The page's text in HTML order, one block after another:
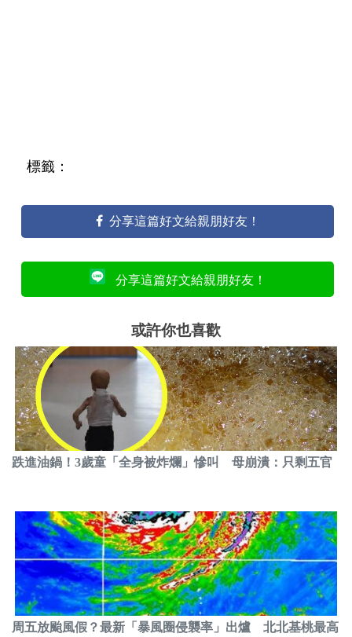
標籤：
分享這篇好文給親朋好友！
分享這篇好文給親朋好友！
或許你也喜歡
跌進油鍋！3歲童「全身被炸爛」慘叫 母崩潰：只剩五官
周五放颱風假？最新「暴風圈侵襲率」出爐 北北基桃最高